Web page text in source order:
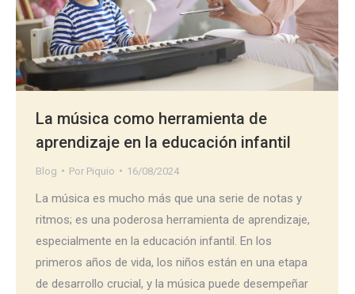
La música como herramienta de
aprendizaje en la educación infantil
Blog Por Piquio 16/08/2024
La música es mucho más que una serie de notas y
ritmos; es una poderosa herramienta de aprendizaje,
especialmente en la educación infantil. En los
primeros años de vida, los niños están en una etapa
de desarrollo crucial, y la música puede desempeñar